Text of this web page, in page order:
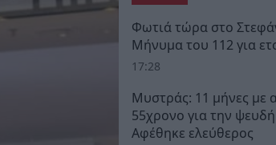
Φωτιά τώρα στο
Μήνυμα του 112 για
17:28
Μυστράς: 11 μήνες με
55χρονο για την
Αφέθηκε ελεύθερος